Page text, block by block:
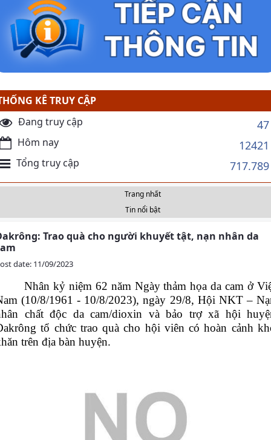
KÊ TRUY CẬP
Đang truy cập
47
Hôm nay 12421
Tổng truy cập 717.789
Trang nhất
Tin nổi bật
Trao quà cho người khuyết tật, nạn nhân da
date: 11/09/2023
Nhân kỷ niệm 62 năm Ngày thảm họa da cam ở
(10/8/1961 - 10/8/2023),ngày 29/8, Hội NKT –
chất độc da cam/dioxin và bảo trợ xã hội
tổ chức trao quà cho hội viên có hoàn cảnh
trên địa bàn huyện.